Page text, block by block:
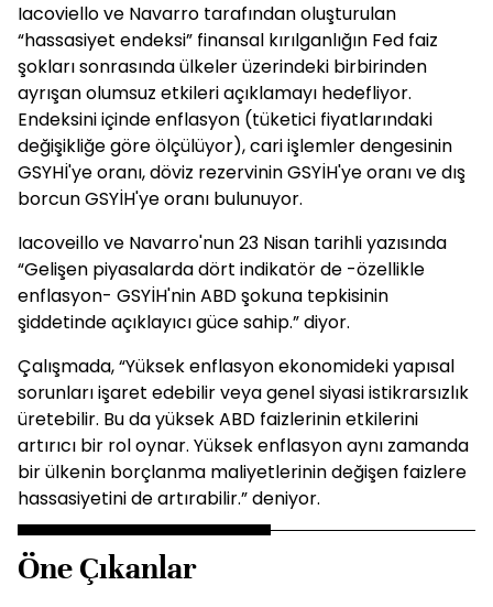
Iacoviello ve Navarro tarafından oluşturulan
“hassasiyet endeksi” finansal kırılganlığın Fed faiz
şokları sonrasında ülkeler üzerindeki birbirinden
ayrışan olumsuz etkileri açıklamayı hedefliyor.
Endeksini içinde enflasyon (tüketici fiyatlarındaki
değişikliğe göre ölçülüyor), cari işlemler dengesinin
GSYHİ'ye oranı, döviz rezervinin GSYİH'ye oranı ve dış
borcun GSYİH'ye oranı bulunuyor.
Iacoveillo ve Navarro'nun 23 Nisan tarihli yazısında
“Gelişen piyasalarda dört indikatör de -özellikle
enflasyon- GSYİH'nin ABD şokuna tepkisinin
şiddetinde açıklayıcı güce sahip.” diyor.
Çalışmada, “Yüksek enflasyon ekonomideki yapısal
sorunları işaret edebilir veya genel siyasi istikrarsızlık
üretebilir. Bu da yüksek ABD faizlerinin etkilerini
artırıcı bir rol oynar. Yüksek enflasyon aynı zamanda
bir ülkenin borçlanma maliyetlerinin değişen faizlere
hassasiyetini de artırabilir.” deniyor.
Öne Çıkanlar